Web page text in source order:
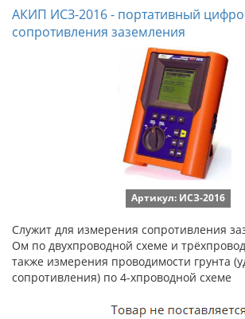
АКИП ИСЗ-2016 - портативный
сопротивления заземления
Артикул: ИСЗ-2016
Служит для измерения сопротивления
Ом по двухпроводной схеме и
также измерения проводимости грунта
сопротивления) по 4-хпроводной схеме